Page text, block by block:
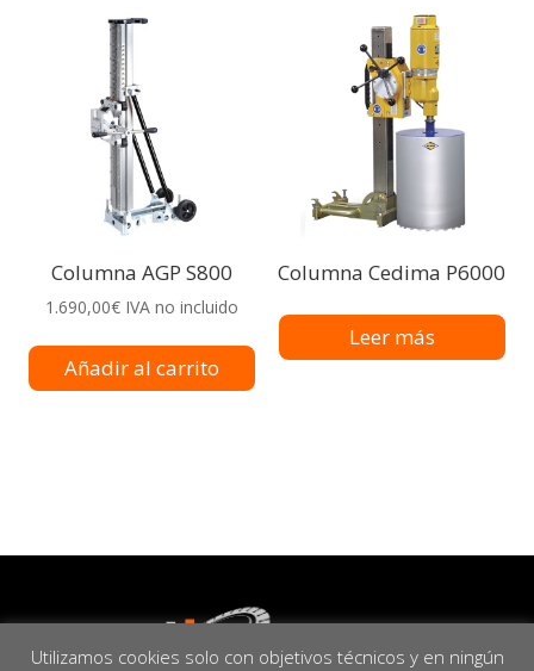
Columna AGP S800
1.690,00€ IVA no incluido
Añadir al carrito
Columna Cedima P6000
Leer más
Utilizamos cookies solo con objetivos técnicos y en ningún